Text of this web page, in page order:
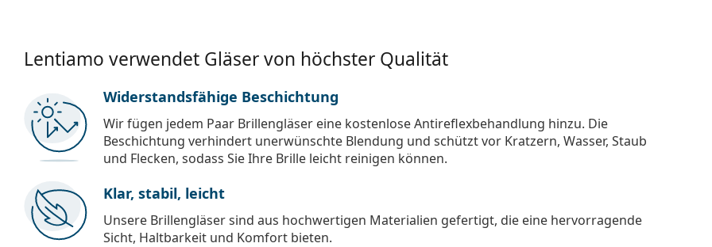
Lentiamo verwendet Gläser von höchster Qualität
Widerstandsfähige Beschichtung
Wir fügen jedem Paar Brillengläser eine kostenlose Antireflexbehandlung hinzu. Die
Beschichtung verhindert unerwünschte Blendung und schützt vor Kratzern, Wasser, Staub
und Flecken, sodass Sie Ihre Brille leicht reinigen können.
Klar, stabil, leicht
Unsere Brillengläser sind aus hochwertigen Materialien gefertigt, die eine hervorragende
Sicht, Haltbarkeit und Komfort bieten.